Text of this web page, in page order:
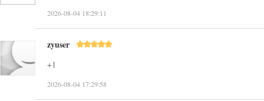
2026-08-04 18:29:11
zyuser
+1
2026-08-04 17:29:58